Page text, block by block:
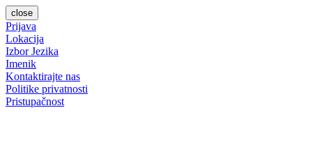
close
Prijava
Lokacija
Izbor Jezika
Imenik
Kontaktirajte nas
Politike privatnosti
Pristupačnost